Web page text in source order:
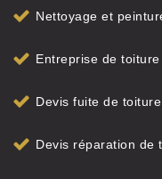
Nettoyage et
Entreprise de
Devis fuite de
Devis réparation de